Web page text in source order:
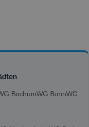
BochumWG BonnWG